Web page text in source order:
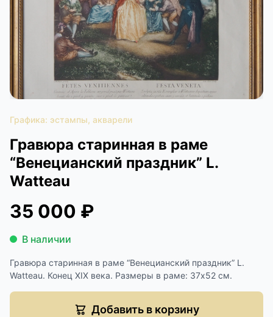
КОНТАКТЫ
ДОСТАВКА И ОПЛАТА
Графика: эстампы, акварели
Гравюра старинная в раме
“Венецианский праздник” L.
Watteau
35 000 ₽
В наличии
Гравюра старинная в раме “Венецианский праздник” L.
Watteau. Конец XIX века. Размеры в раме: 37х52 см.
Добавить в корзину